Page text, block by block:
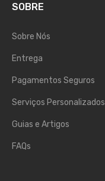
SOBRE
Sobre Nós
Entrega
Pagamentos Seguros
Serviços Personalizados
Guias e Artigos
FAQs